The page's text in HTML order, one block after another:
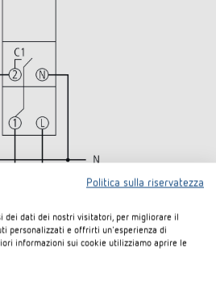
Politica sulla riservatezza
dei dati dei nostri visitatori, per migliorare il
personalizzati e offrirti un'esperienza di
informazioni sui cookie utilizziamo aprire le